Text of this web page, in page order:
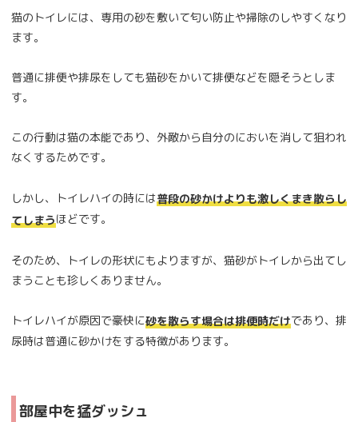
猫のトイレには、専用の砂を敷いて匂い防止や掃除のしやすくなり
ます。
普通に排便や排尿をしても猫砂をかいて排便などを隠そうとしま
す。
この行動は猫の本能であり、外敵から自分のにおいを消して狙われ
なくするためです。
しかし、トイレハイの時には普段の砂かけよりも激しくまき散らし
てしまうほどです。
そのため、トイレの形状にもよりますが、猫砂がトイレから出てし
まうことも珍しくありません。
トイレハイが原因で豪快に砂を散らす場合は排便時だけであり、排
尿時は普通に砂かけをする特徴があります。
部屋中を猛ダッシュ